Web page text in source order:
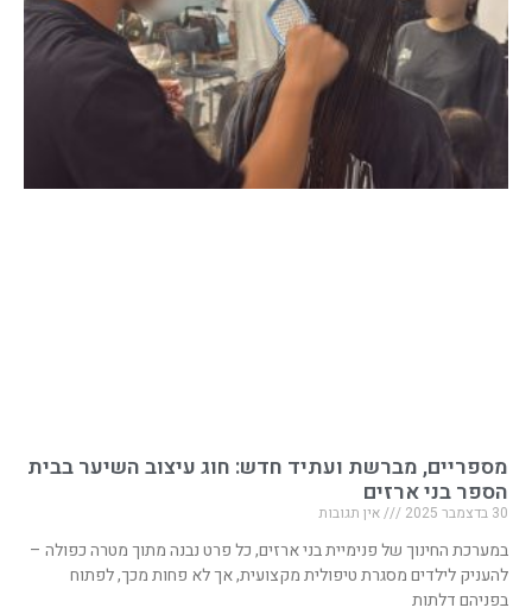
מספריים, מברשת ועתיד חדש: חוג עיצוב השיער בבית
הספר בני ארזים
30 בדצמבר 2025 אין תגובות
במערכת החינוך של פנימיית בני ארזים, כל פרט נבנה מתוך מטרה כפולה –
להעניק לילדים מסגרת טיפולית מקצועית, אך לא פחות מכך, לפתוח
בפניהם דלתות